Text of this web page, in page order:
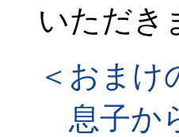
いただき
＜おまけ
息子か